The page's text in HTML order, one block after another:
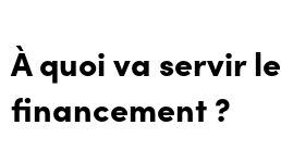
À quoi va servir le
financement ?